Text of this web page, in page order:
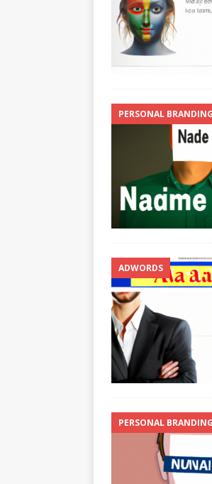
PERSONAL BRANDING
ADWORDS
PERSONAL BRANDING